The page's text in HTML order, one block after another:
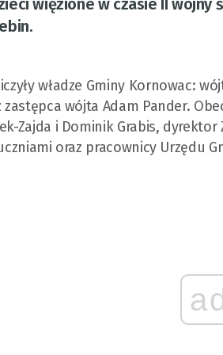
więzione w czasie II
władze Gminy Kornowac:
zastępca wójta Adam Pander.
Zajda i Dominik Grabis,
oraz pracownicy Urzędu